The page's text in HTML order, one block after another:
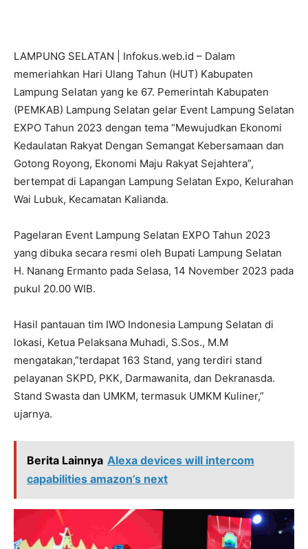
LAMPUNG SELATAN | Infokus.web.id – Dalam
memeriahkan Hari Ulang Tahun (HUT) Kabupaten
Lampung Selatan yang ke 67. Pemerintah Kabupaten
(PEMKAB) Lampung Selatan gelar Event Lampung Selatan
EXPO Tahun 2023 dengan tema “Mewujudkan Ekonomi
Kedaulatan Rakyat Dengan Semangat Kebersamaan dan
Gotong Royong, Ekonomi Maju Rakyat Sejahtera”,
bertempat di Lapangan Lampung Selatan Expo, Kelurahan
Wai Lubuk, Kecamatan Kalianda.
Pagelaran Event Lampung Selatan EXPO Tahun 2023
yang dibuka secara resmi oleh Bupati Lampung Selatan
H. Nanang Ermanto pada Selasa, 14 November 2023 pada
pukul 20.00 WIB.
Hasil pantauan tim IWO Indonesia Lampung Selatan di
lokasi, Ketua Pelaksana Muhadi, S.Sos., M.M
mengatakan,”terdapat 163 Stand, yang terdiri stand
pelayanan SKPD, PKK, Darmawanita, dan Dekranasda.
Stand Swasta dan UMKM, termasuk UMKM Kuliner,”
ujarnya.
Berita Lainnya Alexa devices will intercom
capabilities amazon’s next